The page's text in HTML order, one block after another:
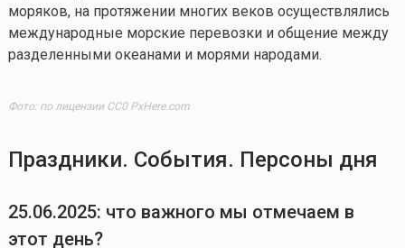
моряков, на протяжении многих веков осуществлялись
международные морские перевозки и общение между
разделенными океанами и морями народами.
Фото: по лицензии CC0 PxHere.com
Праздники. События. Персоны дня
25.06.2025: что важного мы отмечаем в
этот день?